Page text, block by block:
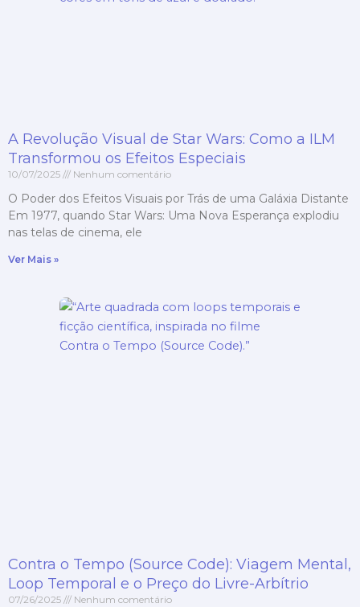
A Revolução Visual de Star Wars: Como a ILM
Transformou os Efeitos Especiais
10/07/2025 Nenhum comentário
O Poder dos Efeitos Visuais por Trás de uma Galáxia Distante
Em 1977, quando Star Wars: Uma Nova Esperança explodiu
nas telas de cinema, ele
Ver Mais »
Contra o Tempo (Source Code): Viagem Mental,
Loop Temporal e o Preço do Livre-Arbítrio
07/26/2025 Nenhum comentário